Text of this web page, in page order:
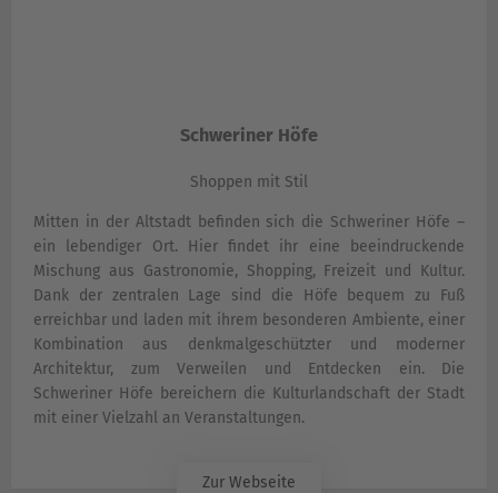
Schweriner Höfe
Shoppen mit Stil
Mitten in der Altstadt befinden sich die Schweriner Höfe –
ein lebendiger Ort. Hier findet ihr eine beeindruckende
Mischung aus Gastronomie, Shopping, Freizeit und Kultur.
Dank der zentralen Lage sind die Höfe bequem zu Fuß
erreichbar und laden mit ihrem besonderen Ambiente, einer
Kombination aus denkmalgeschützter und moderner
Architektur, zum Verweilen und Entdecken ein. Die
Schweriner Höfe bereichern die Kulturlandschaft der Stadt
mit einer Vielzahl an Veranstaltungen.
Zur Webseite